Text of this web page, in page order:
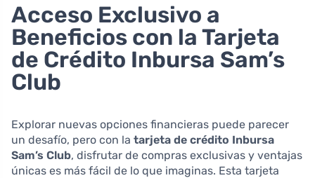
Acceso Exclusivo a
Beneficios con la Tarjeta
de Crédito Inbursa Sam’s
Club
Explorar nuevas opciones financieras puede parecer
un desafío, pero con la tarjeta de crédito Inbursa
Sam’s Club, disfrutar de compras exclusivas y ventajas
únicas es más fácil de lo que imaginas. Esta tarjeta